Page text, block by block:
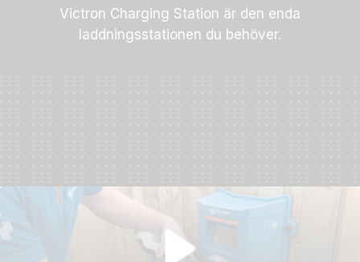
Victron Charging Station är den enda
laddningsstationen du behöver.